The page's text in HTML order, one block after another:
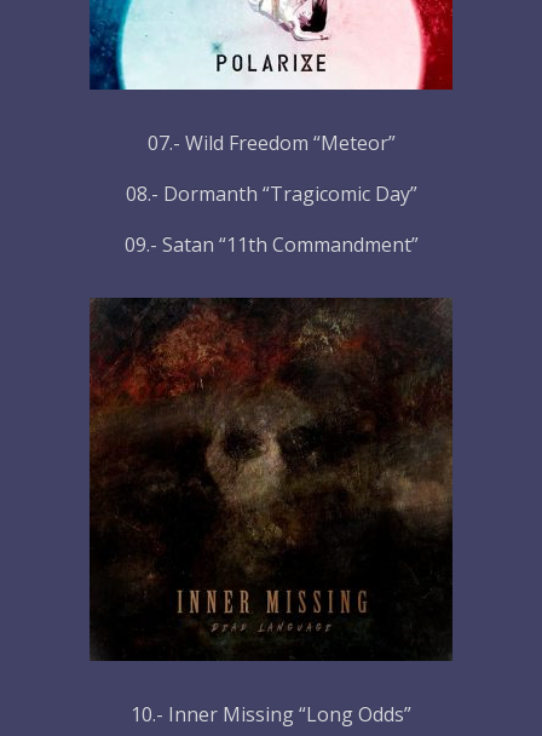
07.- Wild Freedom “Meteor”
08.- Dormanth “Tragicomic Day”
09.- Satan “11th Commandment”
10.- Inner Missing “Long Odds”